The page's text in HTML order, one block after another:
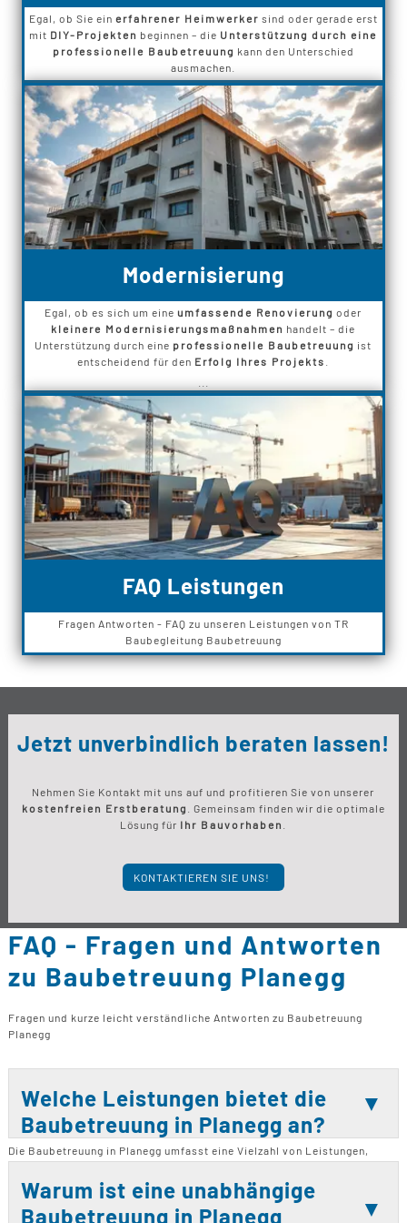
Egal, ob Sie ein erfahrener Heimwerker sind oder gerade erst
mit DIY-Projekten beginnen – die Unterstützung durch eine
professionelle Baubetreuung kann den Unterschied
ausmachen.
Modernisierung
Egal, ob es sich um eineumfassende Renovierung oder
kleinere Modernisierungsmaßnahmen handelt – die
Unterstützung durch eine professionelle Baubetreuung ist
entscheidend für den Erfolg Ihres Projekts
FAQ Leistungen
Fragen Antworten - FAQ zu unseren Leistungen von TR
Baubegleitung Baubetreuung
Jetzt unverbindlich beraten lassen!
Nehmen Sie Kontakt mit uns auf und profitieren Sie von unserer
kostenfreien Erstberatung
. Gemeinsam finden wir die optimale
Lösung für Ihr Bauvorhaben
KONTAKTIEREN SIE UNS!
FAQ - Fragen und Antworten
zu Baubetreuung Planegg
Fragen und kurze leicht verständliche Antworten zu Baubetreuung
Planegg
Welche Leistungen bietet die
Baubetreuung in Planegg an?
Die Baubetreuung in Planegg umfasst eine Vielzahl von Leistungen,
Renovierungen. Zusätzlich werden Balkonsanierungen und
Terrassensanierungen angeboten. Die Baubetreuung arbeitet eng mit
Architekten und Bauplanern zusammen, um eine reibungslose
Warum ist eine unabhängige
Baubetreuung in Planegg